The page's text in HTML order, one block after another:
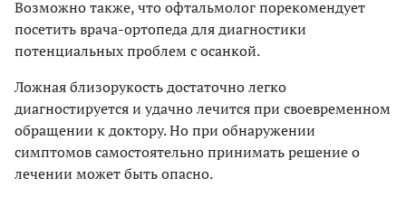
Возможно также, что офтальмолог порекомендует
посетить врача-ортопеда для диагностики
потенциальных проблем с осанкой.
Ложная близорукость достаточно легко
диагностируется и удачно лечится при своевременном
обращении к доктору. Но при обнаружении
симптомов самостоятельно принимать решение о
лечении может быть опасно.